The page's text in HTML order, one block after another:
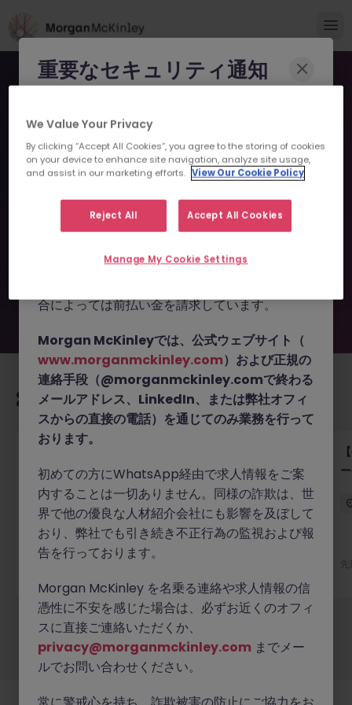
申し訳ございません。こちら
の求人の掲載は終了しまし
た。
あなたにおすすめの求人
ネージャー｜横浜勤務
横浜 正社員 業界水準による
5 日前
もっと見る
採用企業様新着求人最新トピックス当社について 法務クッキーの設定
重要なセキュリティ通知
になりすまし、求職者を詐欺に巻き込もうとする
事例が報告されています。
偽のウェブサイトやドメイ
（例： morganmckinleyjob.com、
morganmckinleyhire.com
）を使用し、虚偽の
で、WhatsApp などのメッセージアプリを通じ
合によっては前払い金を請求しています。
Morgan McKinleyでは、公式ウェブサイト（
www.morganmckinley.com）および正規の
連絡手段（@morganmckinley.comで終わる
メールアドレス、LinkedIn、または弊社オフィ
スからの直接の電話）を通じてのみ業務を行って
おります。
初めての方にWhatsApp経由で求人情報をご案
内することは一切ありません。同様の詐欺は、世
界で他の優良な人材紹介会社にも影響を及ぼして
おり、弊社でも引き続き不正行為の監視および報
告を行っております。
Morgan McKinley を名乗る連絡や求人情報の信
憑性に不安を感じた場合は、必ずお近くのオフィ
スに直接ご連絡いただくか、
privacy@morganmckinley.com までメー
ルでお問い合わせください。
We Value Your Privacy
By clicking “Accept All Cookies”, you agree to the storing of cookies
on your device to enhance site navigation, analyze site usage,
and assist in our marketing efforts. View Our Cookie Policy
Reject All Accept All Cookies
Manage My Cookie Settings